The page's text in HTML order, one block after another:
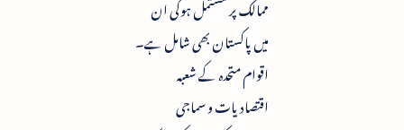
ممالک پر مشتمل ہوگی ان
میں پاکستان بھی شامل ہے۔
اقوام متحدہ کے شعبہ
اقتصادیات و سماجی